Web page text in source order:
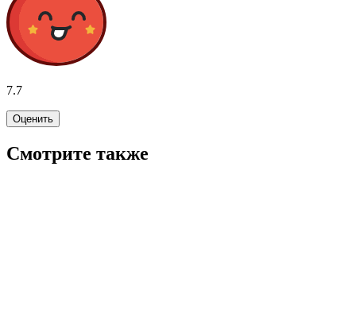
7.7
Оценить
Смотрите также